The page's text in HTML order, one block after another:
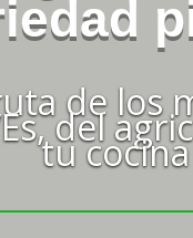
de los
del
tu cocina